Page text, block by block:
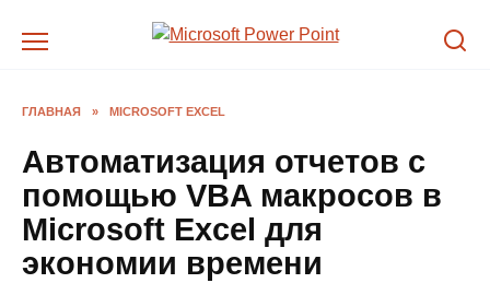
ГЛАВНАЯ » MICROSOFT EXCEL
Автоматизация отчетов с
помощью VBA макросов в
Microsoft Excel для
экономии времени